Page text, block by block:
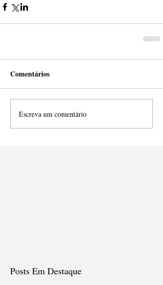
Comentários
Escreva um comentário
Posts Em Destaque